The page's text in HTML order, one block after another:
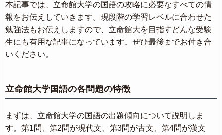
本記事では、立命館大学の国語の攻略に必要なすべての情
報をお伝えしていきます。現段階の学習レベルに合わせた
勉強法もお伝えしますので、立命館大を目指すどんな受験
生にも有用な記事になっています。ぜひ最後までお付き合
いください。
立命館大学国語の各問題の特徴
まずは、立命館大学の国語の出題傾向について説明しま
す。第1問、第2問が現代文、第3問が古文、第4問が漢文